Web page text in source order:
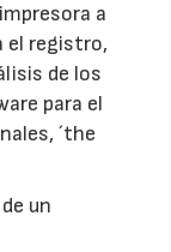
a
el registro,
de los
para el
´the
un